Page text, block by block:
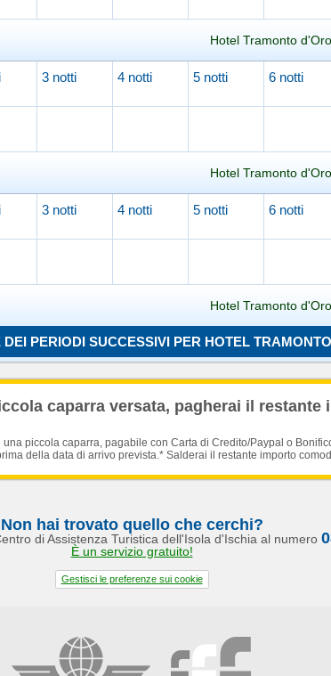
Hotel Tramonto
3 notti 4 notti 5 notti 6 notti
Hotel Tramonto
3 notti 4 notti 5 notti 6 notti
Hotel Tramonto
Caricamento in corso...
PERIODI SUCCESSIVI PER HOTEL
caparra versata, pagherai il restante
piccola caparra, pagabile con Carta di Credito/Paypal o
della data di arrivo prevista.* Salderai il restante importo
Non hai trovato quello che cerchi?
di Assistenza Turistica dell'Isola d'Ischia al numero
È un servizio gratuito!
Gestisci le preferenze sui cookie